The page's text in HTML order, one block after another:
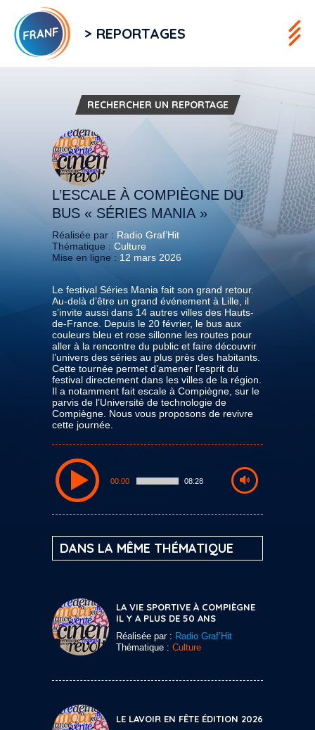
> REPORTAGES
RECHERCHER UN REPORTAGE
L’ESCALE À COMPIÈGNE DU
BUS « SÉRIES MANIA »
Réalisée par : Radio Graf’Hit
Thématique : Culture
Mise en ligne : 12 mars 2026
Le festival Séries Mania fait son grand retour.
Au-delà d’être un grand événement à Lille, il
s’invite aussi dans 14 autres villes des Hauts-
de-France. Depuis le 20 février, le bus aux
couleurs bleu et rose sillonne les routes pour
aller à la rencontre du public et faire découvrir
l’univers des séries au plus près des habitants.
Cette tournée permet d’amener l’esprit du
festival directement dans les villes de la région.
Il a notamment fait escale à Compiègne, sur le
parvis de l’Université de technologie de
Compiègne. Nous vous proposons de revivre
cette journée.
00:00 08:28
DANS LA MÊME THÉMATIQUE
LA VIE SPORTIVE À COMPIÈGNE
IL Y A PLUS DE 50 ANS
Réalisée par : Radio Graf’Hit
Thématique : Culture
LE LAVOIR EN FÊTE ÉDITION 2026